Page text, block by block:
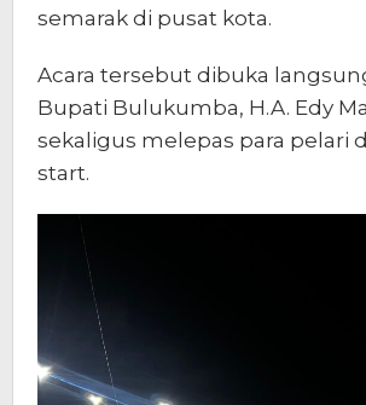
semarak di pusat kota.
Acara tersebut dibuka
Bupati Bulukumba, H.A. Edy
sekaligus melepas para pelari
start.